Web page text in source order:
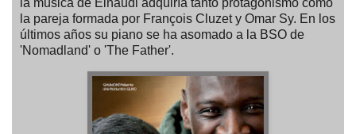
la música de Einaudi adquiría tanto protagonismo como
la pareja formada por François Cluzet y Omar Sy. En los
últimos años su piano se ha asomado a la BSO de
'Nomadland' o 'The Father'.